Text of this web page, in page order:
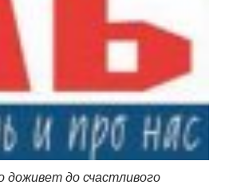
до счастливого